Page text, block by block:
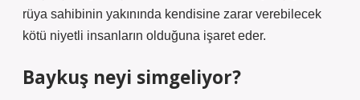
rüya sahibinin yakınında kendisine zarar verebilecek
kötü niyetli insanların olduğuna işaret eder.
Baykuş neyi simgeliyor?